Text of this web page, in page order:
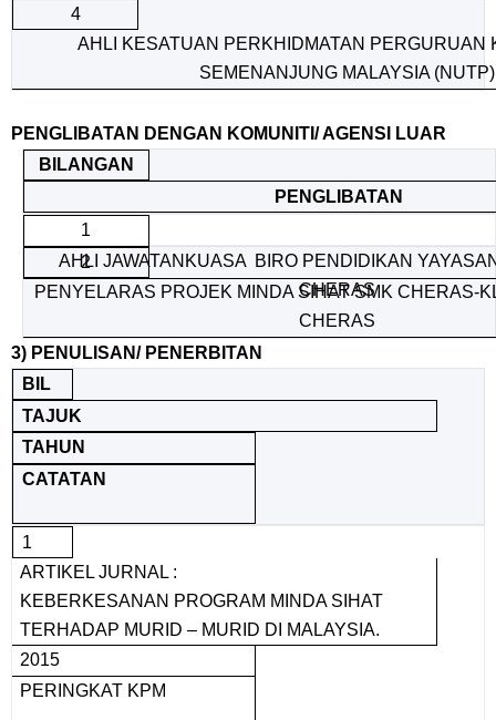
4
AHLI KESATUAN PERKHIDMATAN PERGURUAN
SEMENANJUNG MALAYSIA (NUTP)
PENGLIBATAN DENGAN KOMUNITI/ AGENSI LUAR
BILANGAN
PENGLIBATAN
1
AHLI JAWATANKUASA BIRO PENDIDIKAN
CHERAS
2
PENYELARAS PROJEK MINDA SIHAT SMK CHERAS-
CHERAS
3) PENULISAN/ PENERBITAN
BIL
TAJUK
TAHUN
CATATAN
1
ARTIKEL JURNAL :
KEBERKESANAN PROGRAM MINDA SIHAT
TERHADAP MURID – MURID DI MALAYSIA.
2015
PERINGKAT KPM